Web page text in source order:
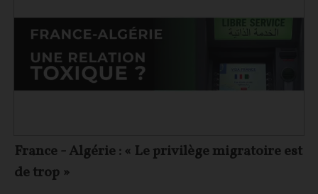
France - Algérie : « Le privilège migratoire est
de trop »